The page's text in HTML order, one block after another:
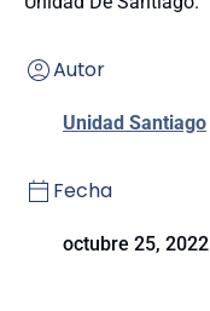
Autor
Unidad Santiago
Fecha
octubre 25, 2022